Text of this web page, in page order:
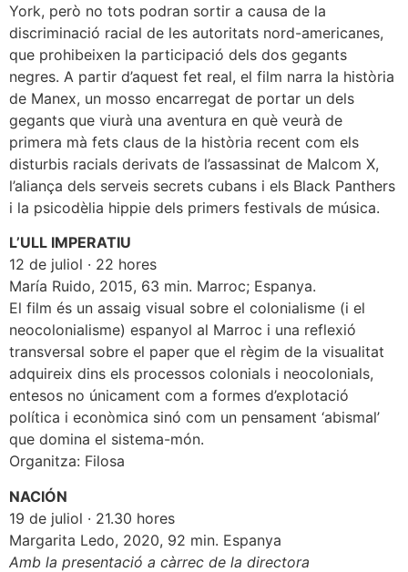
York, però no tots podran sortir a causa de la
discriminació racial de les autoritats nord-americanes,
que prohibeixen la participació dels dos gegants
negres. A partir d’aquest fet real, el film narra la història
de Manex, un mosso encarregat de portar un dels
gegants que viurà una aventura en què veurà de
primera mà fets claus de la història recent com els
disturbis racials derivats de l’assassinat de Malcom X,
l’aliança dels serveis secrets cubans i els Black Panthers
i la psicodèlia hippie dels primers festivals de música.
L’ULL IMPERATIU
12 de juliol · 22 hores
María Ruido, 2015, 63 min. Marroc; Espanya.
El film és un assaig visual sobre el colonialisme (i el
neocolonialisme) espanyol al Marroc i una reflexió
transversal sobre el paper que el règim de la visualitat
adquireix dins els processos colonials i neocolonials,
entesos no únicament com a formes d’explotació
política i econòmica sinó com un pensament ‘abismal’
que domina el sistema-món.
Organitza: Filosa
NACIÓN
19 de juliol · 21.30 hores
Margarita Ledo, 2020, 92 min. Espanya
Amb la presentació a càrrec de la directora